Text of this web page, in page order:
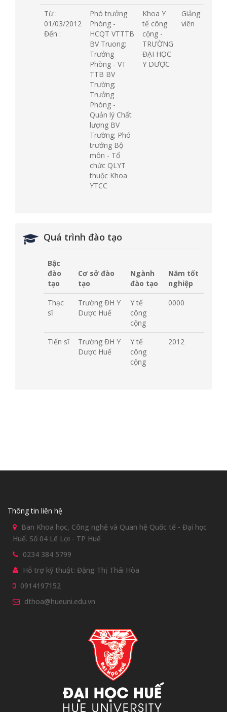
Từ :
01/03/2012
Đến :
Phó trưởng
Phòng -
HCQT VTTTB
BV Truong;
Trưởng
Phòng - VT
TTB BV
Trường;
Trưởng
Phòng -
Quản lý Chất
lượng BV
Trường; Phó
trưởng Bộ
môn - Tổ
chức QLYT
thuộc Khoa
YTCC
Khoa Y
tế công
cộng -
TRƯỜNG
ĐẠI HỌC
Y DƯỢC
Giảng
viên
Quá trình đào tạo
Bậc
đào
tạo
Cơ sở đào
tạo
Ngành
đào tạo
Năm tốt
nghiệp
Thạc
sĩ
Trường ĐH Y
Dược Huế
Y tế
công
cộng
0000
Tiến sĩ
Trường ĐH Y
Dược Huế
Y tế
công
cộng
2012
Thông tin liên hệ
Ban Khoa học, Công nghệ và Quan hệ Quốc tế - Đại học
Huế. Số 04 Lê Lợi - TP Huế
0234 384 5799
Hỗ trợ kỹ thuật: Đặng Thị Thái Hòa
0914197152
dthoa@hueuni.edu.vn